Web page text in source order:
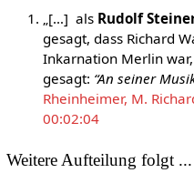
„[…] als Rudolf
gesagt, dass Richard
Inkarnation Merlin
gesagt: “An seiner
Rheinheimer, M.
00:02:04
Weitere Aufteilung folgt